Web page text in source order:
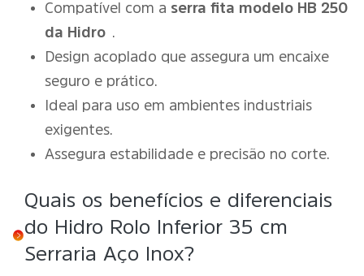
Compatível com a serra fita modelo HB 250
da Hidro .
Design acoplado que assegura um encaixe
seguro e prático.
Ideal para uso em ambientes industriais
exigentes.
Assegura estabilidade e precisão no corte.
Quais os benefícios e diferenciais
do Hidro Rolo Inferior 35 cm
Serraria Aço Inox?